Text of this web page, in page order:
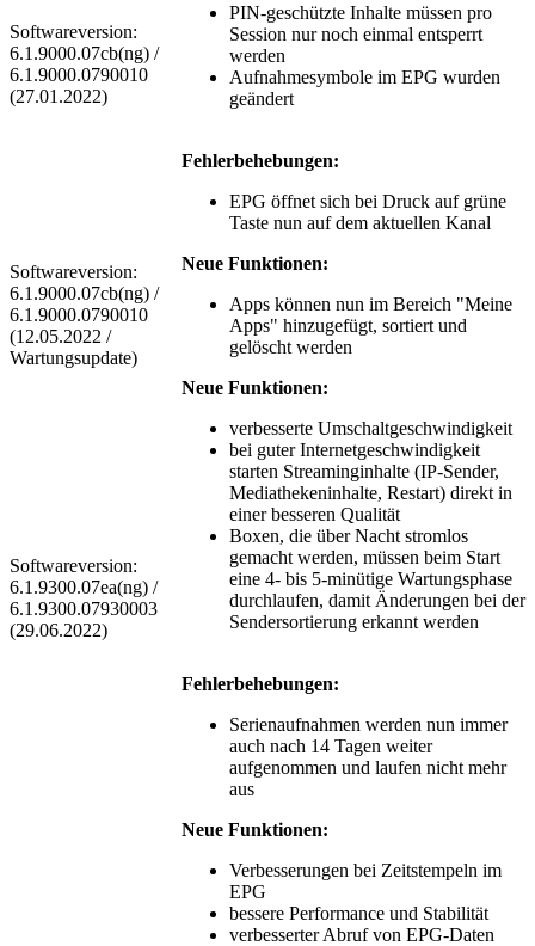
Softwareversion:
6.1.9000.07cb(ng) /
6.1.9000.0790010
(27.01.2022)
PIN-geschützte Inhalte müssen pro
Session nur noch einmal entsperrt
werden
Aufnahmesymbole im EPG wurden
geändert
Fehlerbehebungen:
EPG öffnet sich bei Druck auf grüne
Taste nun auf dem aktuellen Kanal
Softwareversion:
6.1.9000.07cb(ng) /
6.1.9000.0790010
(12.05.2022 /
Wartungsupdate)
Neue Funktionen:
Apps können nun im Bereich "Meine
Apps" hinzugefügt, sortiert und
gelöscht werden
Softwareversion:
6.1.9300.07ea(ng) /
6.1.9300.07930003
(29.06.2022)
Neue Funktionen:
verbesserte Umschaltgeschwindigkeit
bei guter Internetgeschwindigkeit
starten Streaminginhalte (IP-Sender,
Mediathekeninhalte, Restart) direkt in
einer besseren Qualität
Boxen, die über Nacht stromlos
gemacht werden, müssen beim Start
eine 4- bis 5-minütige Wartungsphase
durchlaufen, damit Änderungen bei der
Sendersortierung erkannt werden
Fehlerbehebungen:
Serienaufnahmen werden nun immer
auch nach 14 Tagen weiter
aufgenommen und laufen nicht mehr
aus
Neue Funktionen:
Verbesserungen bei Zeitstempeln im
EPG
bessere Performance und Stabilität
verbesserter Abruf von EPG-Daten